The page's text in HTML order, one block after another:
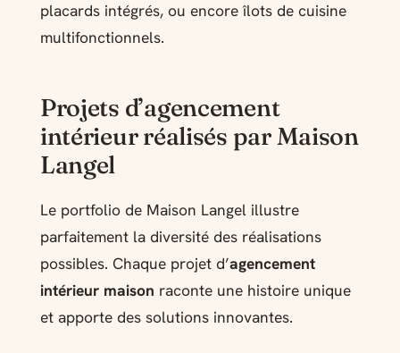
placards intégrés, ou encore îlots de cuisine
multifonctionnels.
Projets d’agencement
intérieur réalisés par Maison
Langel
Le portfolio de Maison Langel illustre
parfaitement la diversité des réalisations
possibles. Chaque projet d’agencement
intérieur maison raconte une histoire unique
et apporte des solutions innovantes.